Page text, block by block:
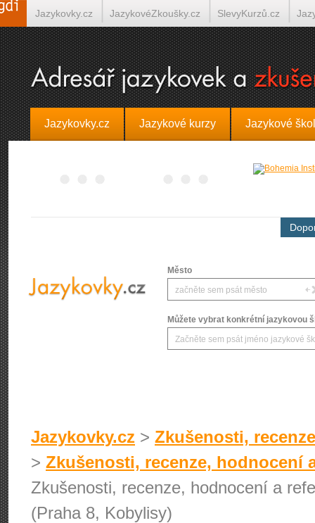
Jazykovky.cz Jazykové kurzy Jazykové
Město
Můžete vybrat konkrétní jazykovou
Jazykovky.cz > Zkušenosti,
> Zkušenosti, recenze, hodnocení
Zkušenosti, recenze, hodnocení a
(Praha 8, Kobylisy)
Jazykovky.cz JazykovéZkoušky.cz SlevyKurzů.cz
Španělština on-line Italština on-line Tlumočení-